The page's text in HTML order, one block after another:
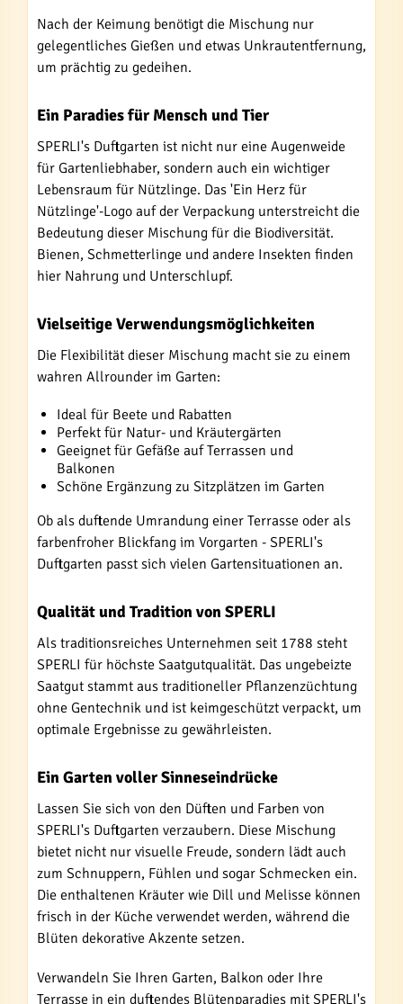
Nach der Keimung benötigt die Mischung nur
gelegentliches Gießen und etwas Unkrautentfernung,
um prächtig zu gedeihen.
Ein Paradies für Mensch und Tier
SPERLI's Duftgarten ist nicht nur eine Augenweide
für Gartenliebhaber, sondern auch ein wichtiger
Lebensraum für Nützlinge. Das 'Ein Herz für
Nützlinge'-Logo auf der Verpackung unterstreicht die
Bedeutung dieser Mischung für die Biodiversität.
Bienen, Schmetterlinge und andere Insekten finden
hier Nahrung und Unterschlupf.
Vielseitige Verwendungsmöglichkeiten
Die Flexibilität dieser Mischung macht sie zu einem
wahren Allrounder im Garten:
Ideal für Beete und Rabatten
Perfekt für Natur- und Kräutergärten
Geeignet für Gefäße auf Terrassen und
Balkonen
Schöne Ergänzung zu Sitzplätzen im Garten
Ob als duftende Umrandung einer Terrasse oder als
farbenfroher Blickfang im Vorgarten - SPERLI's
Duftgarten passt sich vielen Gartensituationen an.
Qualität und Tradition von SPERLI
Als traditionsreiches Unternehmen seit 1788 steht
SPERLI für höchste Saatgutqualität. Das ungebeizte
Saatgut stammt aus traditioneller Pflanzenzüchtung
ohne Gentechnik und ist keimgeschützt verpackt, um
optimale Ergebnisse zu gewährleisten.
Ein Garten voller Sinneseindrücke
Lassen Sie sich von den Düften und Farben von
SPERLI's Duftgarten verzaubern. Diese Mischung
bietet nicht nur visuelle Freude, sondern lädt auch
zum Schnuppern, Fühlen und sogar Schmecken ein.
Die enthaltenen Kräuter wie Dill und Melisse können
frisch in der Küche verwendet werden, während die
Blüten dekorative Akzente setzen.
Verwandeln Sie Ihren Garten, Balkon oder Ihre
Terrasse in ein duftendes Blütenparadies mit SPERLI's